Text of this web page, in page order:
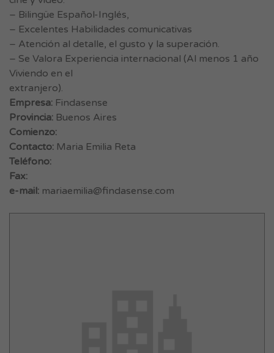
– Bilingüe Español-Inglés,
– Excelentes Habilidades comunicativas
– Atención al detalle, el gusto y la superación.
– Se Valora Experiencia internacional (Al menos 1 año
Viviendo en el
extranjero).
Empresa: Findasense
Provincia: Buenos Aires
Comienzo:
Contacto: Maria Emilia Reta
Teléfono:
Fax:
e-mail: mariaemilia@findasense.com